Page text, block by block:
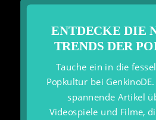
ENTDECKE DIE
TRENDS DER
Tauche ein in die
Popkultur bei
spannende Artikel
Videospiele und Filme,